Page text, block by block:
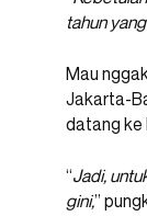
tahun
Mau
Jakarta-
datang ke
“Jadi,
gini,”